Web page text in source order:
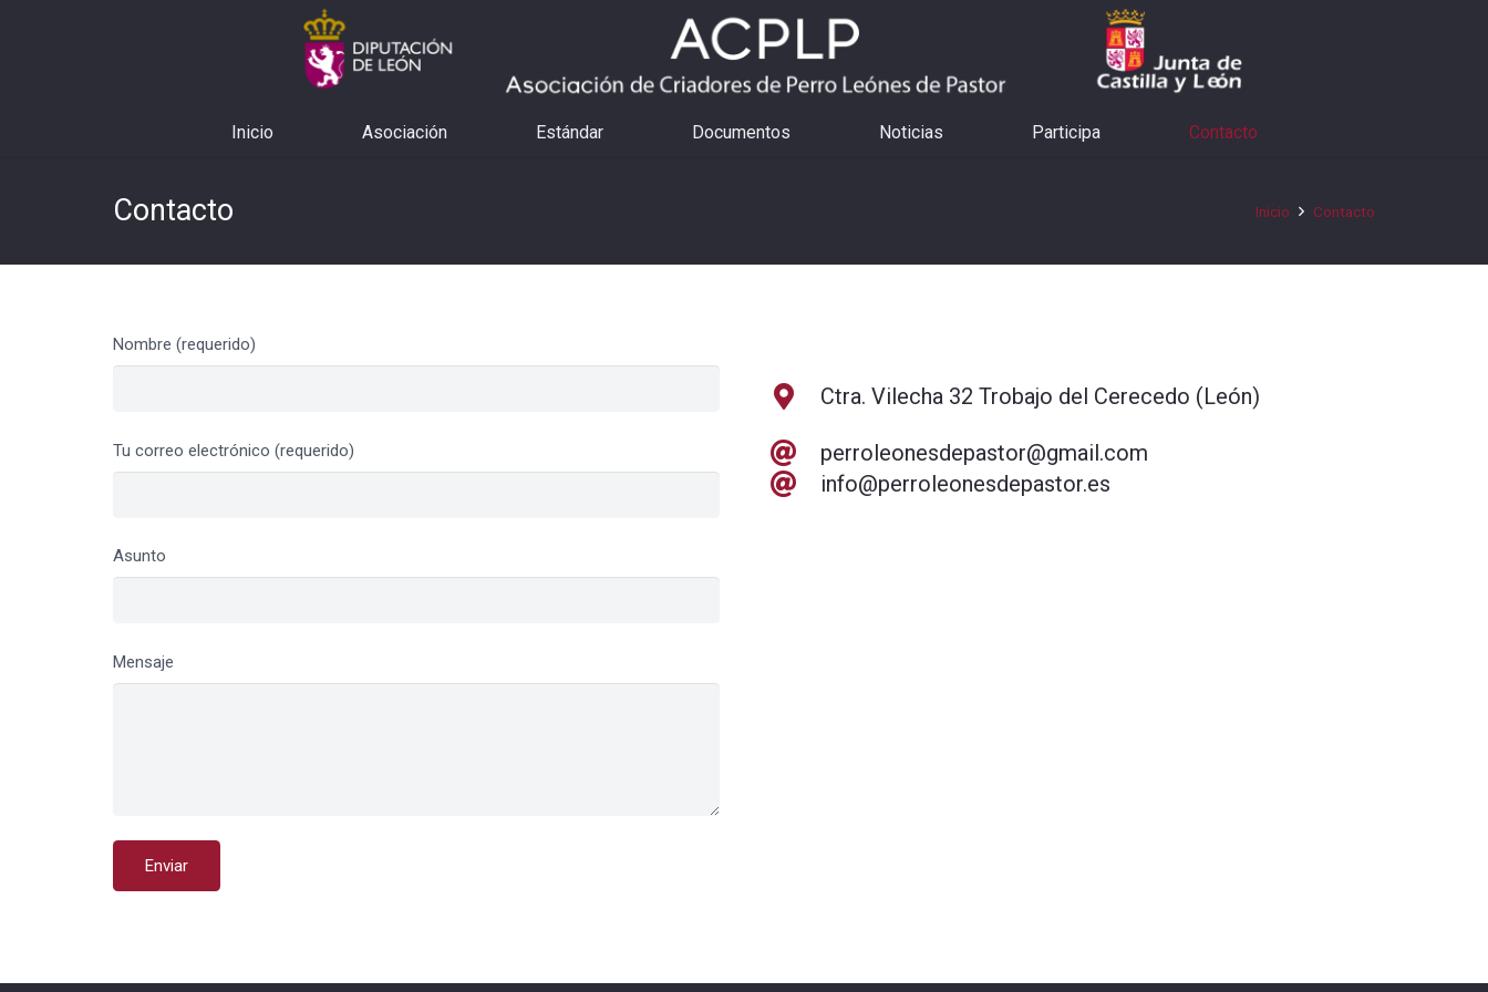
Inicio Asociación Estándar Documentos Noticias Participa Contacto
Contacto Inicio Contacto
Nombre (requerido)
Tu correo electrónico (requerido)
Asunto
Mensaje
Ctra. Vilecha 32 Trobajo del Cerecedo (León)
perroleonesdepastor@gmail.com
info@perroleonesdepastor.es